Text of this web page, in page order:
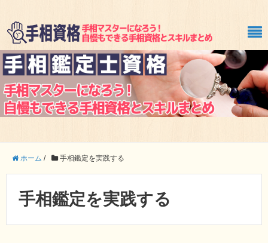
ホーム / 手相鑑定を実践する
手相鑑定を実践する